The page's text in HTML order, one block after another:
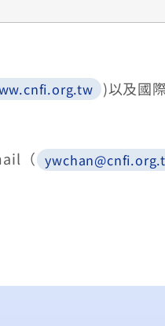
)以及國
（